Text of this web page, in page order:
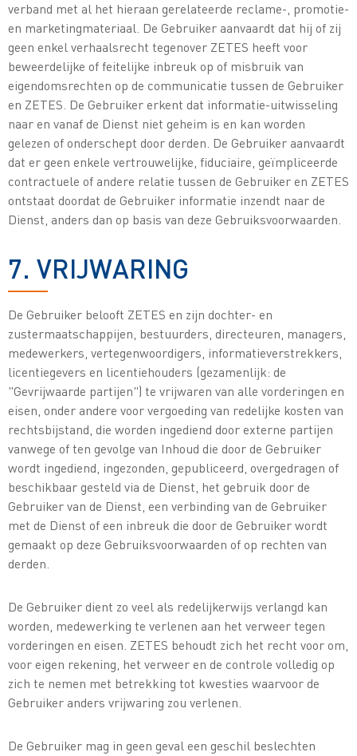
verband met al het hieraan gerelateerde reclame-, promotie-
en marketingmateriaal. De Gebruiker aanvaardt dat hij of zij
geen enkel verhaalsrecht tegenover ZETES heeft voor
beweerdelijke of feitelijke inbreuk op of misbruik van
eigendomsrechten op de communicatie tussen de Gebruiker
en ZETES. De Gebruiker erkent dat informatie-uitwisseling
naar en vanaf de Dienst niet geheim is en kan worden
gelezen of onderschept door derden. De Gebruiker aanvaardt
dat er geen enkele vertrouwelijke, fiduciaire, geïmpliceerde
contractuele of andere relatie tussen de Gebruiker en ZETES
ontstaat doordat de Gebruiker informatie inzendt naar de
Dienst, anders dan op basis van deze Gebruiksvoorwaarden.
7. VRIJWARING
De Gebruiker belooft ZETES en zijn dochter- en
zustermaatschappijen, bestuurders, directeuren, managers,
medewerkers, vertegenwoordigers, informatieverstrekkers,
licentiegevers en licentiehouders (gezamenlijk: de
"Gevrijwaarde partijen") te vrijwaren van alle vorderingen en
eisen, onder andere voor vergoeding van redelijke kosten van
rechtsbijstand, die worden ingediend door externe partijen
vanwege of ten gevolge van Inhoud die door de Gebruiker
wordt ingediend, ingezonden, gepubliceerd, overgedragen of
beschikbaar gesteld via de Dienst, het gebruik door de
Gebruiker van de Dienst, een verbinding van de Gebruiker
met de Dienst of een inbreuk die door de Gebruiker wordt
gemaakt op deze Gebruiksvoorwaarden of op rechten van
derden.
De Gebruiker dient zo veel als redelijkerwijs verlangd kan
worden, medewerking te verlenen aan het verweer tegen
vorderingen en eisen. ZETES behoudt zich het recht voor om,
voor eigen rekening, het verweer en de controle volledig op
zich te nemen met betrekking tot kwesties waarvoor de
Gebruiker anders vrijwaring zou verlenen.
De Gebruiker mag in geen geval een geschil beslechten